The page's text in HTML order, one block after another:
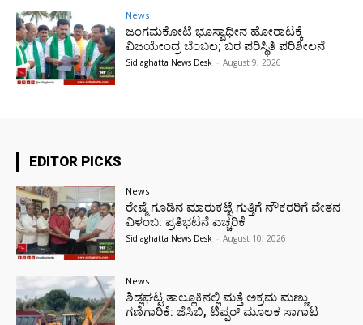
News
ಜಂಗಮಕೋಟೆ ಭೂಸ್ವಾಧೀನ ಹೋರಾಟಕ್ಕೆ
ವಿಜಯೇಂದ್ರ ಬೆಂಬಲ; ಬರ ಪರಿಸ್ಥಿತಿ ಪರಿಶೀಲನೆ
Sidlaghatta News Desk - August 9, 2026
EDITOR PICKS
News
ರೇಷ್ಮೆ ಗೂಡಿನ ಮಾರುಕಟ್ಟೆ ಗುತ್ತಿಗೆ ನೌಕರರಿಗೆ ವೇತನ
ವಿಳಂಬ: ಪ್ರತಿಭಟನೆ ಎಚ್ಚರಿಕೆ
Sidlaghatta News Desk - August 10, 2026
News
ಶಿಡ್ಲಘಟ್ಟ ತಾಲ್ಲೂಕಿನಲ್ಲಿ ಮತ್ತೆ ಅಕ್ರಮ ಮಣ್ಣು
ಗಣಿಗಾರಿಕೆ: ಜೆಸಿಬಿ, ಟಿಪ್ಪರ್ ಮೂಲಕ ಸಾಗಾಟ